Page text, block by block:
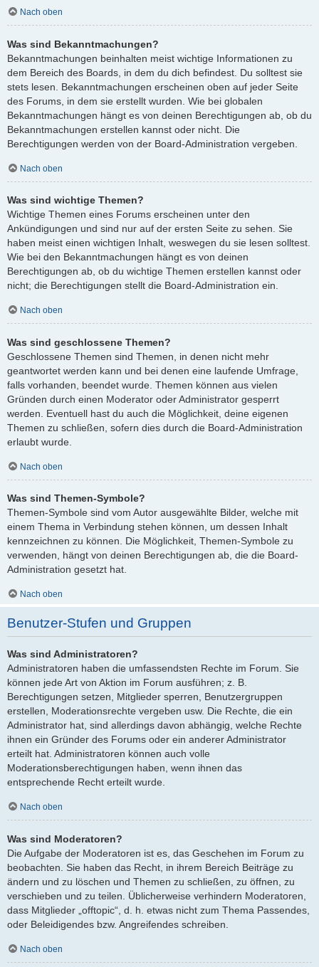
Nach oben
Was sind Bekanntmachungen?
Bekanntmachungen beinhalten meist wichtige Informationen zu
dem Bereich des Boards, in dem du dich befindest. Du solltest sie
stets lesen. Bekanntmachungen erscheinen oben auf jeder Seite
des Forums, in dem sie erstellt wurden. Wie bei globalen
Bekanntmachungen hängt es von deinen Berechtigungen ab, ob du
Bekanntmachungen erstellen kannst oder nicht. Die
Berechtigungen werden von der Board-Administration vergeben.
Nach oben
Was sind wichtige Themen?
Wichtige Themen eines Forums erscheinen unter den
Ankündigungen und sind nur auf der ersten Seite zu sehen. Sie
haben meist einen wichtigen Inhalt, weswegen du sie lesen solltest.
Wie bei den Bekanntmachungen hängt es von deinen
Berechtigungen ab, ob du wichtige Themen erstellen kannst oder
nicht; die Berechtigungen stellt die Board-Administration ein.
Nach oben
Was sind geschlossene Themen?
Geschlossene Themen sind Themen, in denen nicht mehr
geantwortet werden kann und bei denen eine laufende Umfrage,
falls vorhanden, beendet wurde. Themen können aus vielen
Gründen durch einen Moderator oder Administrator gesperrt
werden. Eventuell hast du auch die Möglichkeit, deine eigenen
Themen zu schließen, sofern dies durch die Board-Administration
erlaubt wurde.
Nach oben
Was sind Themen-Symbole?
Themen-Symbole sind vom Autor ausgewählte Bilder, welche mit
einem Thema in Verbindung stehen können, um dessen Inhalt
kennzeichnen zu können. Die Möglichkeit, Themen-Symbole zu
verwenden, hängt von deinen Berechtigungen ab, die die Board-
Administration gesetzt hat.
Nach oben
Benutzer-Stufen und Gruppen
Was sind Administratoren?
Administratoren haben die umfassendsten Rechte im Forum. Sie
können jede Art von Aktion im Forum ausführen; z. B.
Berechtigungen setzen, Mitglieder sperren, Benutzergruppen
erstellen, Moderationsrechte vergeben usw. Die Rechte, die ein
Administrator hat, sind allerdings davon abhängig, welche Rechte
ihnen ein Gründer des Forums oder ein anderer Administrator
erteilt hat. Administratoren können auch volle
Moderationsberechtigungen haben, wenn ihnen das
entsprechende Recht erteilt wurde.
Nach oben
Was sind Moderatoren?
Die Aufgabe der Moderatoren ist es, das Geschehen im Forum zu
beobachten. Sie haben das Recht, in ihrem Bereich Beiträge zu
ändern und zu löschen und Themen zu schließen, zu öffnen, zu
verschieben und zu teilen. Üblicherweise verhindern Moderatoren,
dass Mitglieder „offtopic“, d. h. etwas nicht zum Thema Passendes,
oder Beleidigendes bzw. Angreifendes schreiben.
Nach oben